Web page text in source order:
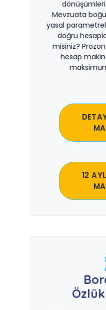
dönüşümleri
Mevzuata
yasal
doğru
misiniz?
hesap
12
Özlük